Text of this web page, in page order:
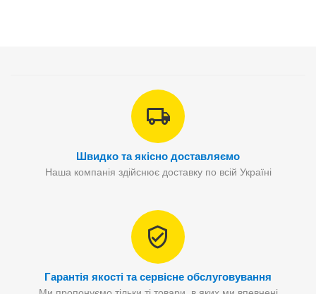
Швидко та якісно доставляємо
Наша компанія здійснює доставку по всій Україні
Гарантія якості та сервісне обслуговування